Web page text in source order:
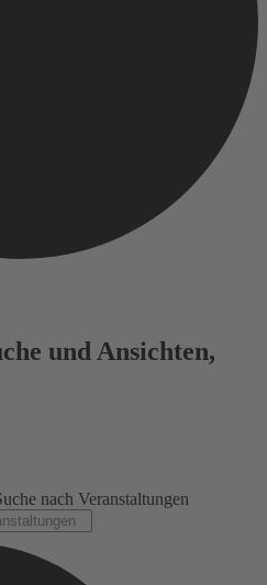
und Ansichten,
nach Veranstaltungen